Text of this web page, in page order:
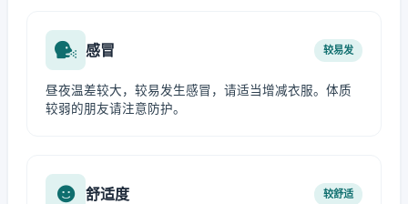
感冒 较易发
昼夜温差较大，较易发生感冒，请适当增减衣服。体质
较弱的朋友请注意防护。
舒适度 较舒适